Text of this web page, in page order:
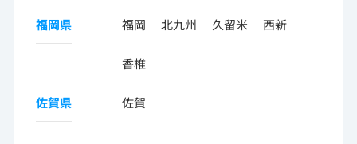
福岡県 福岡 北九州 久留米 西新
香椎
佐賀県 佐賀